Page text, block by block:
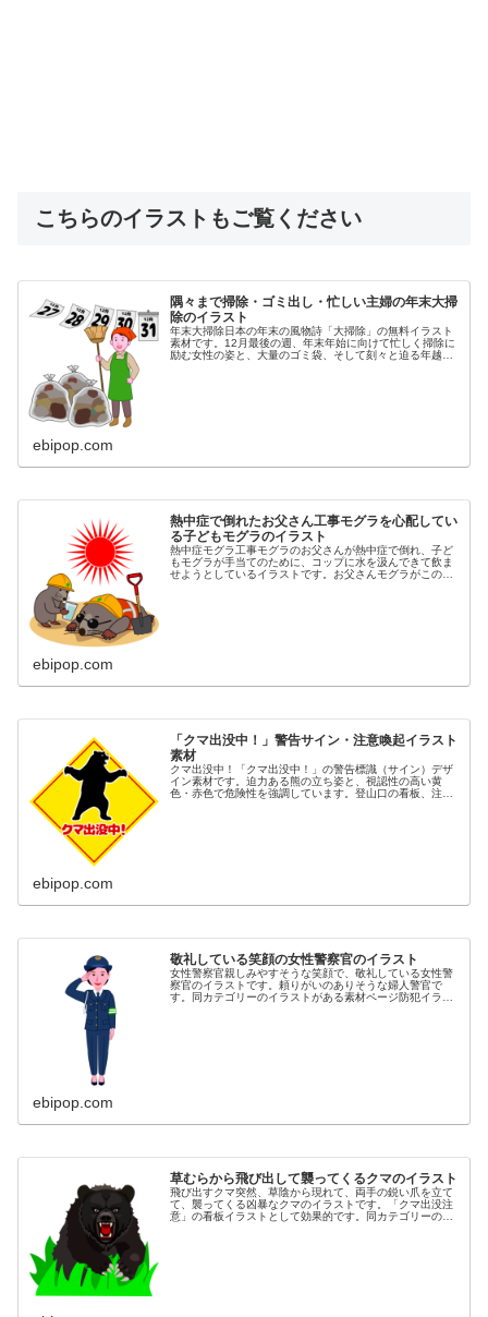
こちらのイラストもご覧ください
隅々まで掃除・ゴミ出し・忙しい主婦の年末大掃
除のイラスト
年末大掃除日本の年末の風物詩「大掃除」の無料イラスト
素材です。12月最後の週、年末年始に向けて忙しく掃除に
励む女性の姿と、大量のゴミ袋、そして刻々と迫る年越し
ebipop.com
熱中症で倒れたお父さん工事モグラを心配してい
る子どもモグラのイラスト
熱中症モグラ工事モグラのお父さんが熱中症で倒れ、子ど
もモグラが手当てのために、コップに水を汲んできて飲ま
せようとしているイラストです。お父さんモグラがこのま
ebipop.com
「クマ出没中！」警告サイン・注意喚起イラスト
素材
クマ出没中！「クマ出没中！」の警告標識（サイン）デザ
イン素材です。迫力ある熊の立ち姿と、視認性の高い黄
色・赤色で危険性を強調しています。登山口の看板、注意
ebipop.com
敬礼している笑顔の女性警察官のイラスト
女性警察官親しみやすそうな笑顔で、敬礼している女性警
察官のイラストです。頼りがいのありそうな婦人警官で
す。同カテゴリーのイラストがある素材ページ防犯イラス
ebipop.com
草むらから飛び出して襲ってくるクマのイラスト
飛び出すクマ突然、草陰から現れて、両手の鋭い爪を立て
て、襲ってくる凶暴なクマのイラストです。「クマ出没注
意」の看板イラストとして効果的です。同カテゴリーのイ